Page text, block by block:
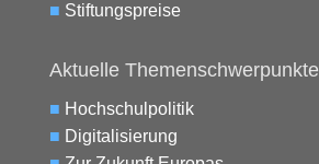
■ Stiftungspreise
Aktuelle Themenschwerpunkte
■ Hochschulpolitik
■ Digitalisierung